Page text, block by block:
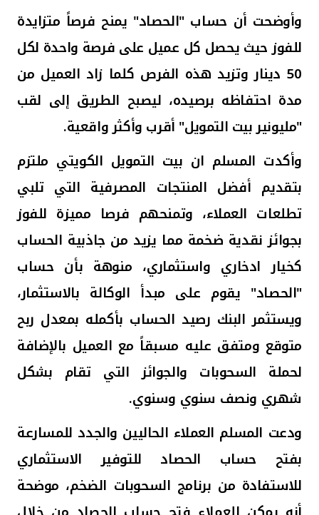
وأوضحت أن حساب "الحصاد" يمنح فرصاً متزايدة
للفوزحيث يحصل كل عميل على فرصة واحدة لكل
50 دينار
وتزيد هذه الفرص كلما زاد العميل من
مدة احتفاظه برصيده، ليصبح الطريق إلى لقب
"مليونير بيت التمويل" أقرب وأكثر واقعية.
وأكدت المسلم ان بيت التمويل الكويتي ملتزم
بتقديم أفضل المنتجات المصرفية التي تلبي
تطلعات العملاء، وتمنحهم فرصا مميزة للفوز
بجوائز نقدية ضخمة مما يزيد من جاذبية الحساب
كخيار ادخاري واستثماري، منوهة بأن حساب
"الحصاد" يقوم على مبدأ الوكالة بالاستثمار،
ويستثمر البنك رصيد الحساب بأكمله بمعدل ربح
متوقع ومتفق عليه مسبقاً مع العميل بالإضافة
لحملة السحوبات والجوائز التي تقام بشكل
شهري ونصف سنوي وسنوي.
ودعت المسلم العملاء الحاليين والجدد للمسارعة
بفتح حساب الحصاد للتوفير الاستثماري
للاستفادة من برنامج السحوبات الضخم، موضحة